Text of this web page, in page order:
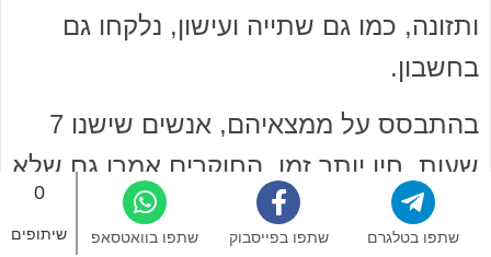
ותזונה, כמו גם שתייה ועישון, נלקחו גם
בחשבון.
בהתבסס על ממצאיהם, אנשים שישנו 7
שעות, חיו יותר זמן. החוקרים אמרו גם שלא
מתעוררות בעיות בריאות כשישנים יותר
זמן, אם ישנים את השעות המומלצות מדי
0
שיתופים שתפו בוואטסאפ שתפו בפייסבוק שתפו בטלגרם